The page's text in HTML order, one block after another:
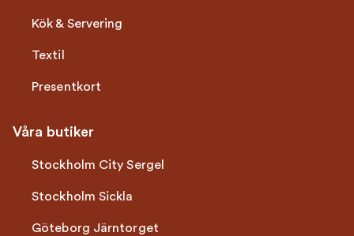
Kök & Servering
Textil
Presentkort
Våra butiker
Stockholm City Sergel
Stockholm Sickla
Göteborg Järntorget